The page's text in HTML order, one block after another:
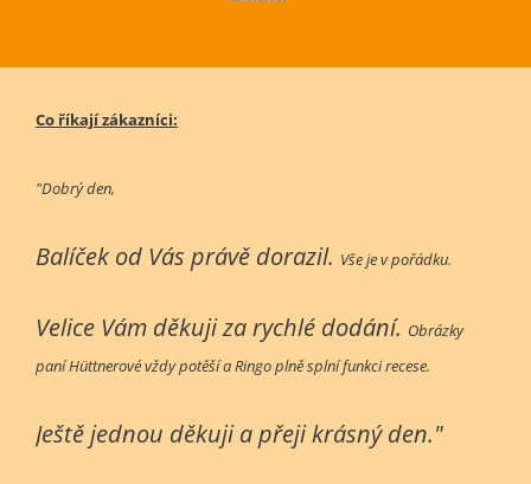
Co říkají zákazníci:
"Dobrý den,
Balíček od Vás právě dorazil. Vše je v pořádku.
Velice Vám děkuji za rychlé dodání. Obrázky
paní Hüttnerové vždy potěší a Ringo plně splní funkci recese.
Ještě jednou děkuji a přeji krásný den."